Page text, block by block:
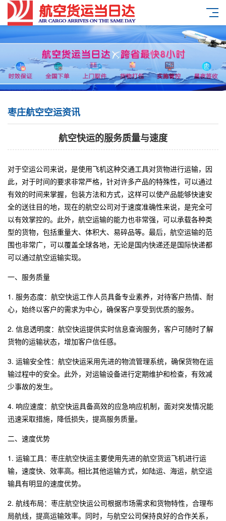
枣庄航空空运资讯
航空快运的服务质量与速度
对于空运公司来说，是使用飞机这种交通工具对货物进行运输，因
此，对于时间的要求非常严格，针对许多产品的特殊性，可以通过
有效的时间来掌握，包装方法和方式，这样可以使产品能够快速安
全的送往目的地，现在的航空公司对于速度准确性来说，是完全可
以有效掌控的。此外，航空运输的能力也非常强，可以承载各种类
型的货物，包括重量大、体积大、易碎品等。最后，航空运输的范
围也非常广，可以覆盖全球各地，无论是国内快递还是国际快递都
可以通过航空运输实现。
一、服务质量
1. 服务态度：航空快运工作人员具备专业素养，对待客户热情、耐
心，始终以客户的需求为中心，确保客户享受到优质的服务。
2. 信息透明度：航空快运提供实时信息查询服务，客户可随时了解
货物的运输状态，增加客户信任感。
3. 运输安全性：航空快运采用先进的物流管理系统，确保货物在运
输过程中的安全。此外，对运输设备进行定期维护和检查，有效减
少事故的发生。
4. 响应速度：航空快运具备高效的应急响应机制，面对突发情况能
迅速采取措施，降低损失，提高服务质量。
二、速度优势
1. 运输工具： 枣庄航空快运主要使用先进的航空货运飞机进行运
输，速度快、效率高。相比其他运输方式，如陆运、海运，航空运
输具有明显的速度优势。
2. 航线布局： 枣庄航空快运公司根据市场需求和货物特性，合理布
局航线，提高运输效率。同时，与航空公司保持良好的合作关系，